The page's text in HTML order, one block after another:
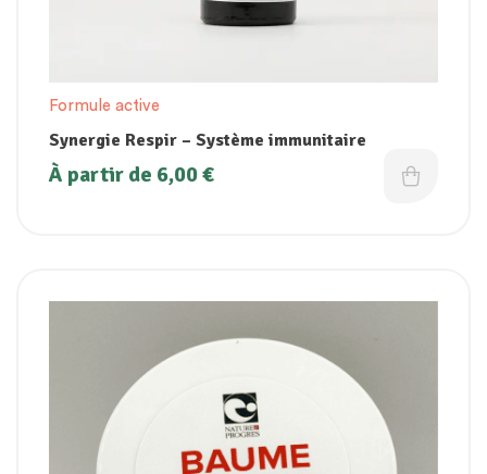
Formule active
Synergie Respir – Système immunitaire
À partir de 6,00€